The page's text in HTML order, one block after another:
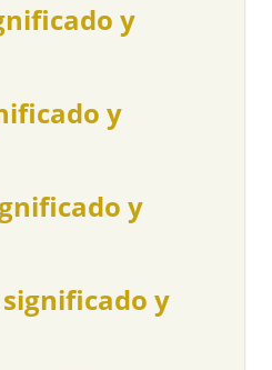
y
y
y
y